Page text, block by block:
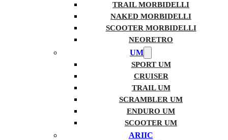
TRAIL MORBIDELLI
NAKED MORBIDELLI
SCOOTER MORBIDELLI
NEORETRO
UM
SPORT UM
CRUISER
TRAIL UM
SCRAMBLER UM
ENDURO UM
SCOOTER UM
ARIIC